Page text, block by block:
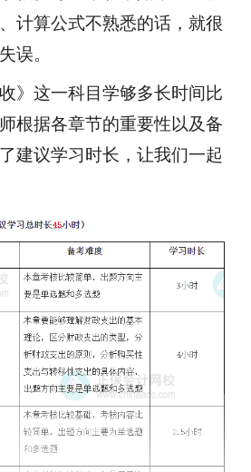
计算公式不熟悉的话，就很
误。
》这一科目学够多长时间比
根据各章节的重要性以及备
建议学习时长，让我们一起